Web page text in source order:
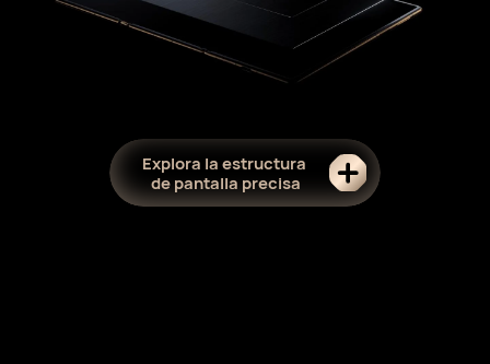
Explora la estructura
de pantalla precisa